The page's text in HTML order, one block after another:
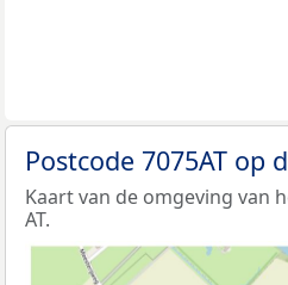
Postcode 7075AT op
Kaart van de omgeving van
AT.